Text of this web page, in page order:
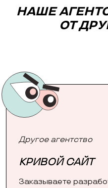
НАШЕ
ОТ
Другое агентство
КРИВОЙ САЙТ
Заказываете